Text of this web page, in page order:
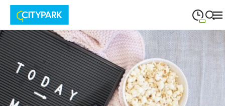
Suche schließen
Montag
MONTAG 09:00 — 19:30
Dienstag
DIENSTAG 09:00 19:30
Mittwoch
MITTWOCH 09:00 — 19:30